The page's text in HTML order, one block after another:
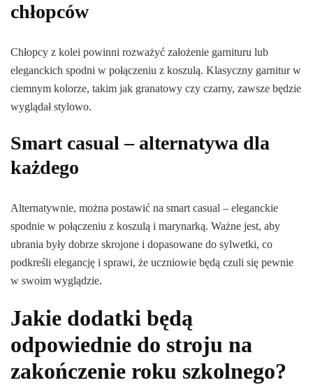
chłopców
Chłopcy z kolei powinni rozważyć założenie garnituru lub
eleganckich spodni w połączeniu z koszulą. Klasyczny garnitur w
ciemnym kolorze, takim jak granatowy czy czarny, zawsze będzie
wyglądał stylowo.
Smart casual – alternatywa dla
każdego
Alternatywnie, można postawić na smart casual – eleganckie
spodnie w połączeniu z koszulą i marynarką. Ważne jest, aby
ubrania były dobrze skrojone i dopasowane do sylwetki, co
podkreśli elegancję i sprawi, że uczniowie będą czuli się pewnie
w swoim wyglądzie.
Jakie dodatki będą
odpowiednie do stroju na
zakończenie roku szkolnego?